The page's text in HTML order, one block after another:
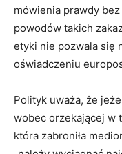
mówienia prawdy
powodów takich
etyki nie pozwala się
oświadczeniu
Polityk uważa, że
wobec orzekającej w
która zabroniła